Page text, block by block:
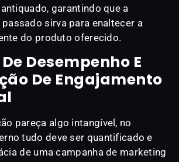
garantindo que a
sirva para enaltecer a
do produto oferecido.
Desempenho E
De Engajamento
pareça algo intangível, no
tudo deve ser quantificado e
de uma campanha de marketing